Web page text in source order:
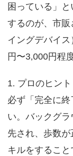
困っている」
するのが、市
イングデバイ
円〜3,000円程
1. プロのヒン
必ず「完全に
い。バックグ
先され、歩数
キルをするこ